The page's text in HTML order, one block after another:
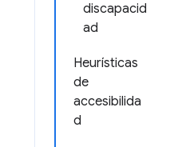
discapacid
ad
Heurísticas
de
accesibilida
d